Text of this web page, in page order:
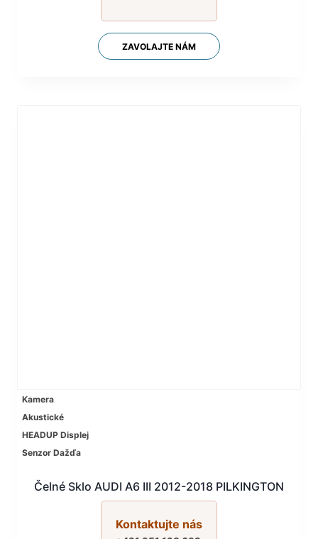
ZAVOLAJTE NÁM
Kamera
Akustické
HEADUP Displej
Senzor Dažďa
Čelné Sklo AUDI A6 III 2012-2018 PILKINGTON
Kontaktujte nás